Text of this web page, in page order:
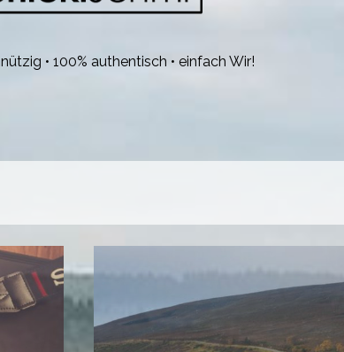
• 100% authentisch • einfach Wir!